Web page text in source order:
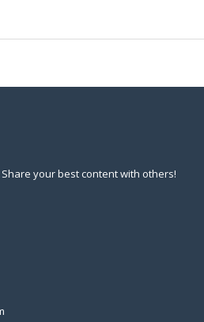
your best content with others!